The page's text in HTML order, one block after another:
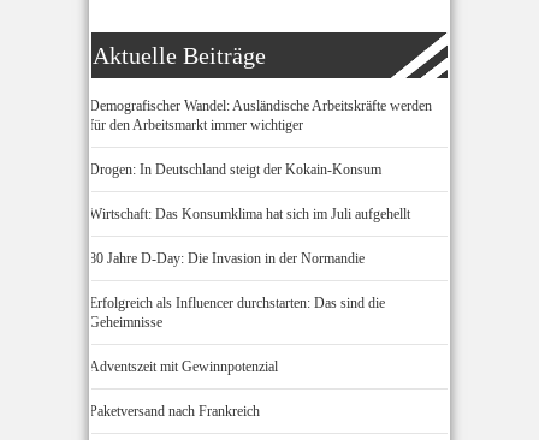
Aktuelle Beiträge
Demografischer Wandel: Ausländische Arbeitskräfte werden
für den Arbeitsmarkt immer wichtiger
Drogen: In Deutschland steigt der Kokain-Konsum
Wirtschaft: Das Konsumklima hat sich im Juli aufgehellt
80 Jahre D-Day: Die Invasion in der Normandie
Erfolgreich als Influencer durchstarten: Das sind die
Geheimnisse
Adventszeit mit Gewinnpotenzial
Paketversand nach Frankreich